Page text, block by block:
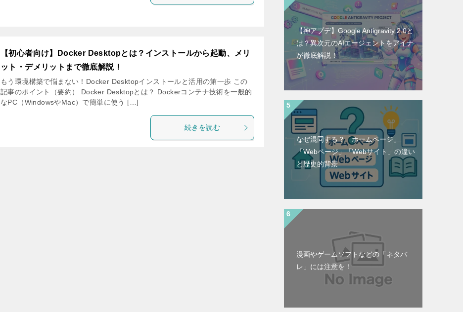
【初心者向け】Docker Desktopとは？インストールから起動、メリ
ット・デメリットまで徹底解説！
もう環境構築で悩まない！Docker Desktopインストールと活用の第一歩 この
記事のポイント（要約） Docker Desktopとは？ Dockerコンテナ技術を一般的
なPC（WindowsやMac）で簡単に使う […]
続きを読む
【神アプデ】Google Antigravity 2.0と
は？異次元のAIエージェントをアイナ
が徹底解説！
なぜ混同する？「ホームページ」
「Webページ」「Webサイト」の違い
と歴史的背景
漫画やゲームソフトなどの「ネタバ
レ」には注意を！